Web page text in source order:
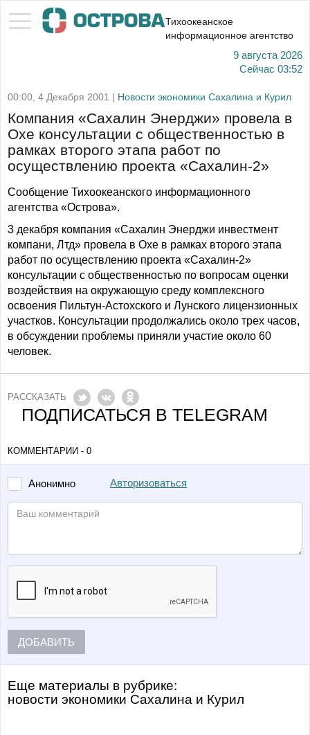
Тихоокеанское
информационное агентство
9 августа 2026
Сейчас 03:52
00:00, 4 Декабря 2001 | Новости экономики Сахалина и Курил
Компания «Сахалин Энерджи» провела в
Охе консультации с общественностью в
рамках второго этапа работ по
осуществлению проекта «Сахалин-2»
Сообщение Тихоокеанского информационного
агентства «Острова».
3 декабря компания «Сахалин Энерджи инвестмент
компани, Лтд» провела в Охе в рамках второго этапа
работ по осуществлению проекта «Сахалин-2»
консультации с общественностью по вопросам оценки
воздействия на окружающую среду комплексного
освоения Пильтун-Астохского и Лунского лицензионных
участков. Консультации продолжались около трех часов,
в обсуждении проблемы приняли участие около 60
человек.
РАССКАЗАТЬ
ПОДПИСАТЬСЯ В TELEGRAM
КОММЕНТАРИИ - 0
Анонимно Авторизоваться
ДОБАВИТЬ
Еще материалы в рубрике:
Новости экономики Сахалина и Курил